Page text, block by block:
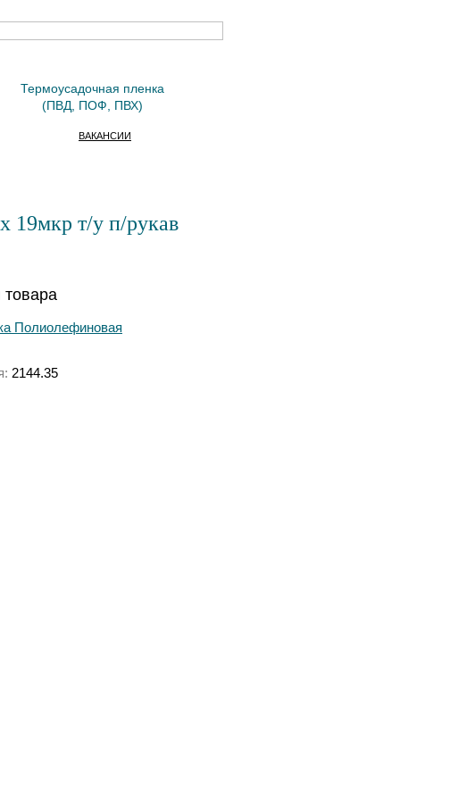
Термоусадочная пленка
(ПВД, ПОФ, ПВХ)
ВАКАНСИИ
19мкр т/у п/рукав
товара
Полиолефиновая
2144.35